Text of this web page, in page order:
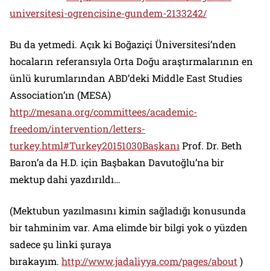
universitesi-ogrencisine-gundem-2133242/
Bu da yetmedi. Açık ki Boğaziçi Üniversitesi’nden
hocaların referansıyla Orta Doğu araştırmalarının en
ünlü kurumlarından ABD’deki Middle East Studies
Association’ın (MESA)
http://mesana.org/committees/academic-
freedom/intervention/letters-
turkey.html#Turkey20151030Başkanı Prof. Dr. Beth
Baron’a da H.D. için Başbakan Davutoğlu’na bir
mektup dahi yazdırıldı…
(Mektubun yazılmasını kimin sağladığı konusunda
bir tahminim var. Ama elimde bir bilgi yok o yüzden
sadece şu linki şuraya
bırakayım. http://www.jadaliyya.com/pages/about )